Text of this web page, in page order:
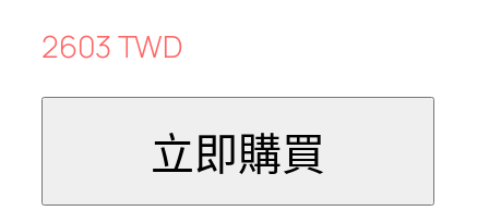
2603 TWD